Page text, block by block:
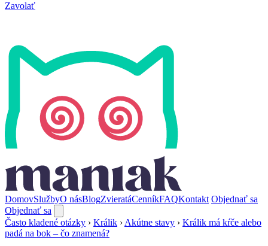
Zavolať
DomovSlužbyO násBlogZvieratáCenníkFAQKontakt Objednať sa
Objednať sa
Často kladené otázky › Králik › Akútne stavy › Králik má kŕče alebo
padá na bok – čo znamená?